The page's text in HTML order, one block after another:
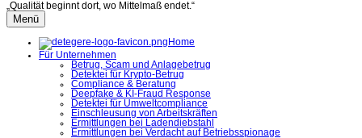
„Qualität beginnt dort, wo Mittelmaß endet.“
Menü
Home
Für Unternehmen
Betrug, Scam und Anlagebetrug
Detektei für Krypto-Betrug
Compliance & Beratung
Deepfake & KI-Fraud Response
Detektei für Umweltcompliance
Einschleusung von Arbeitskräften
Ermittlungen bei Ladendiebstahl
Ermittlungen bei Verdacht auf Betriebsspionage